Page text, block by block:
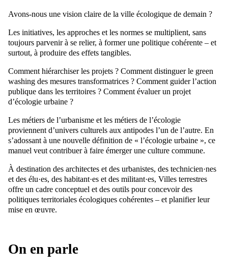
Avons-nous une vision claire de la ville écologique de demain ?
Les initiatives, les approches et les normes se multiplient, sans
toujours parvenir à se relier, à former une politique cohérente – et
surtout, à produire des effets tangibles.
Comment hiérarchiser les projets ? Comment distinguer le green
washing des mesures transformatrices ? Comment guider l’action
publique dans les territoires ? Comment évaluer un projet
d’écologie urbaine ?
Les métiers de l’urbanisme et les métiers de l’écologie
proviennent d’univers culturels aux antipodes l’un de l’autre. En
s’adossant à une nouvelle définition de « l’écologie urbaine », ce
manuel veut contribuer à faire émerger une culture commune.
À destination des architectes et des urbanistes, des technicien·nes
et des élu·es, des habitant·es et des militant·es, Villes terrestres
offre un cadre conceptuel et des outils pour concevoir des
politiques territoriales écologiques cohérentes – et planifier leur
mise en œuvre.
On en parle